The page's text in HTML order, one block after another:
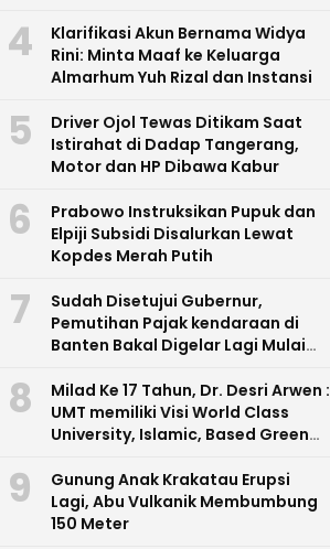
4
Klarifikasi Akun Bernama Widya
Rini: Minta Maaf ke Keluarga
Almarhum Yuh Rizal dan Instansi
5
Driver Ojol Tewas Ditikam Saat
Istirahat di Dadap Tangerang,
Motor dan HP Dibawa Kabur
6
Prabowo Instruksikan Pupuk dan
Elpiji Subsidi Disalurkan Lewat
Kopdes Merah Putih
7
Sudah Disetujui Gubernur,
Pemutihan Pajak kendaraan di
Banten Bakal Digelar Lagi Mulai
8
Milad Ke 17 Tahun, Dr. Desri Arwen :
UMT memiliki Visi World Class
University, Islamic, Based Green
Unggul di Banten
9
Gunung Anak Krakatau Erupsi
Lagi, Abu Vulkanik Membumbung
150 Meter